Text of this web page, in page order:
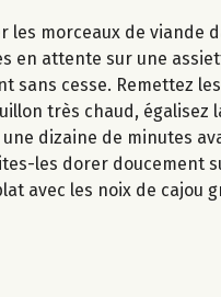
morceaux de viande
attente sur une
sans cesse. Remettez
très chaud,
dizaine de minutes
les dorer doucement
avec les noix de cajou